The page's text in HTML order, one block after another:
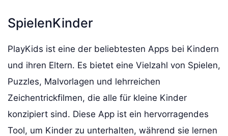
SpielenKinder
PlayKids ist eine der beliebtesten Apps bei Kindern
und ihren Eltern. Es bietet eine Vielzahl von Spielen,
Puzzles, Malvorlagen und lehrreichen
Zeichentrickfilmen, die alle für kleine Kinder
konzipiert sind. Diese App ist ein hervorragendes
Tool, um Kinder zu unterhalten, während sie lernen